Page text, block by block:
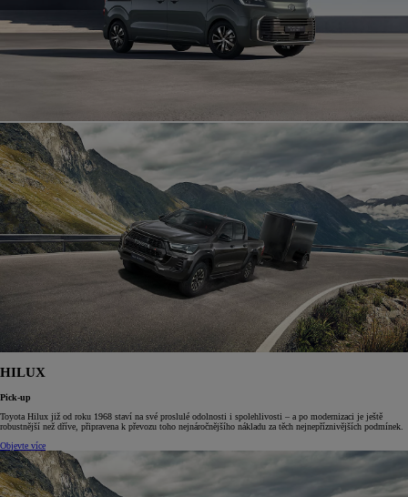
HILUX
Pick-up
Toyota Hilux již od roku 1968 staví na své proslulé odolnosti i spolehlivosti – a po modernizaci je ještě
robustnější než dříve, připravena k převozu toho nejnáročnějšího nákladu za těch nejnepříznivějších podmínek.
Objevte více